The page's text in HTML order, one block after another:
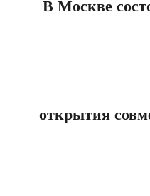
В Москве
открытия